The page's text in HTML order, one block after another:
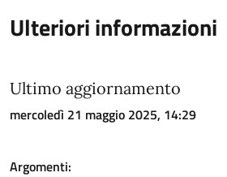
Ulteriori informazioni
Ultimo aggiornamento
mercoledì 21 maggio 2025, 14:29
Argomenti: